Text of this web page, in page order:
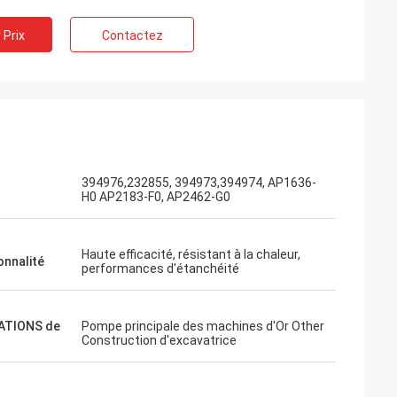
Prix Contactez
394976,232855, 394973,394974, AP1636-
H0 AP2183-F0, AP2462-G0
Haute efficacité, résistant à la chaleur,
performances d'étanchéité
de
Pompe principale des machines d'Or Other
Construction d'excavatrice